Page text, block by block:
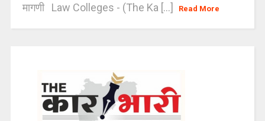
मागणी Law Colleges - (The Ka [...]
Read More